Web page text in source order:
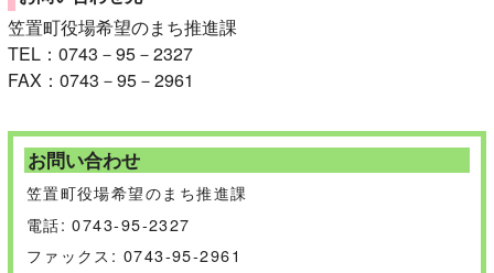
笠置町役場希望のまち推進課
TEL：0743－95－2327
FAX：0743－95－2961
お問い合わせ
笠置町役場希望のまち推進課
電話: 0743-95-2327
ファックス: 0743-95-2961